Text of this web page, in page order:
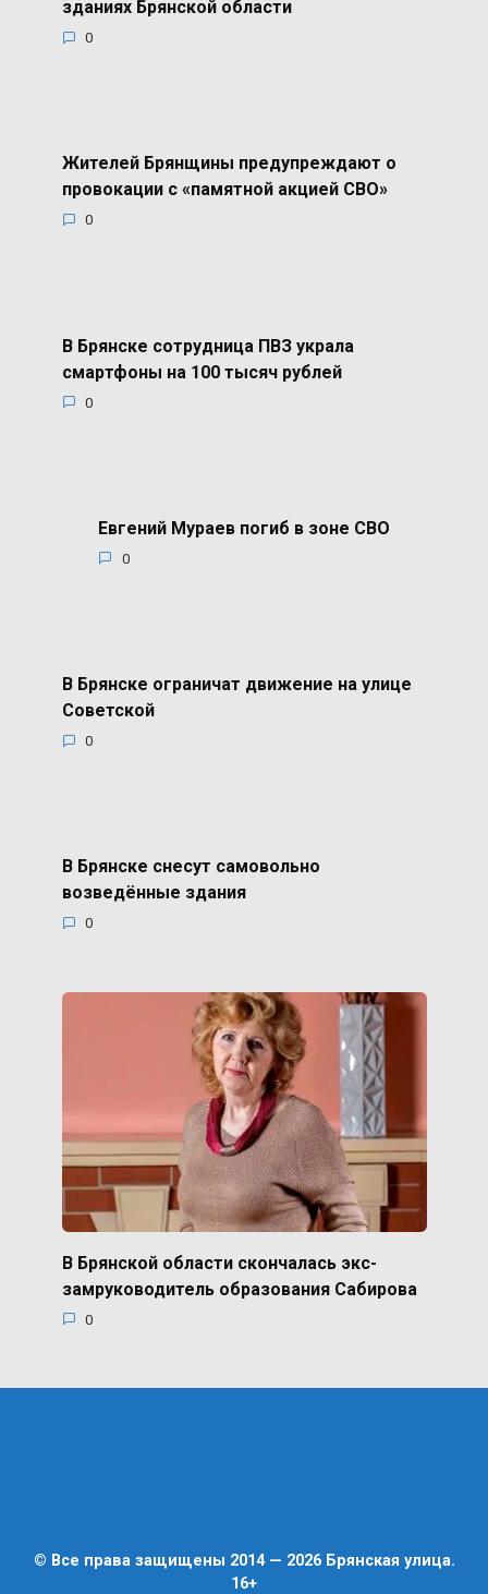
зданиях Брянской области
0
Жителей Брянщины предупреждают о
провокации с «памятной акцией СВО»
0
В Брянске сотрудница ПВЗ украла
смартфоны на 100 тысяч рублей
0
Евгений Мураев погиб в зоне СВО
0
В Брянске ограничат движение на улице
Советской
0
В Брянске снесут самовольно
возведённые здания
0
В Брянской области скончалась экс-
замруководитель образования Сабирова
0
© Все права защищены 2014 — 2026 Брянская улица.
16+